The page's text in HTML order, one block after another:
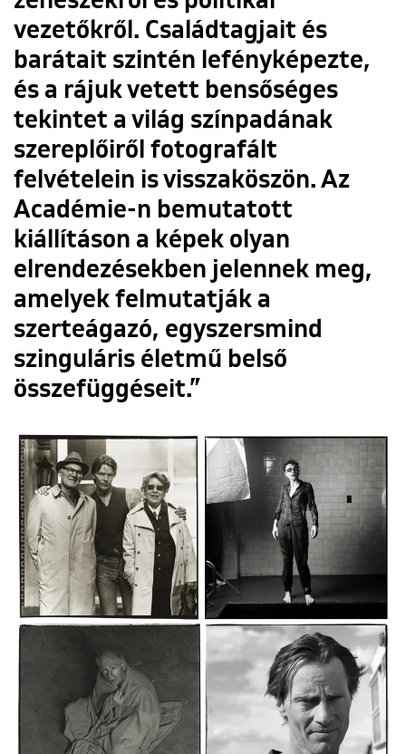
vezetőkről. Családtagjait és
barátait szintén lefényképezte,
és a rájuk vetett bensőséges
tekintet a világ színpadának
szereplőiről fotografált
felvételein is visszaköszön. Az
Académie-n bemutatott
kiállításon a képek olyan
elrendezésekben jelennek meg,
amelyek felmutatják a
szerteágazó, egyszersmind
szinguláris életmű belső
összefüggéseit.”